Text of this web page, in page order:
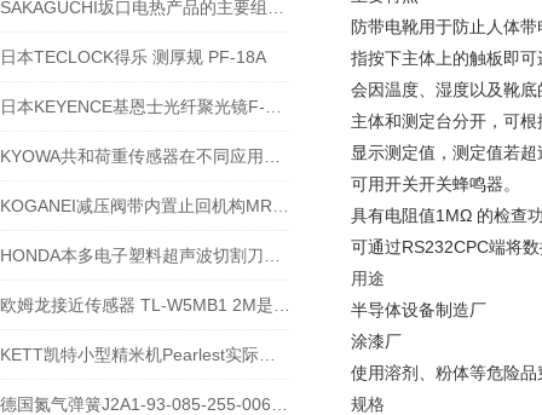
日本TECLOCK得乐 测厚规 PF-18A
防带电靴用于防止人体
指按下主体上的触板即
会因温度、湿度以及靴
主体和测定台分开，可
显示测定值，测定值若
可用开关开关蜂鸣器。
具有电阻值1MΩ 的检查
可通过RS232CPC端将
用途
半导体设备制造厂
涂漆厂
使用溶剂、粉体等危险
规格